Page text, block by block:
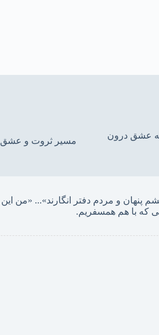
عشق درون
مسیر ثروت و عشق
که با هم همسفریم.